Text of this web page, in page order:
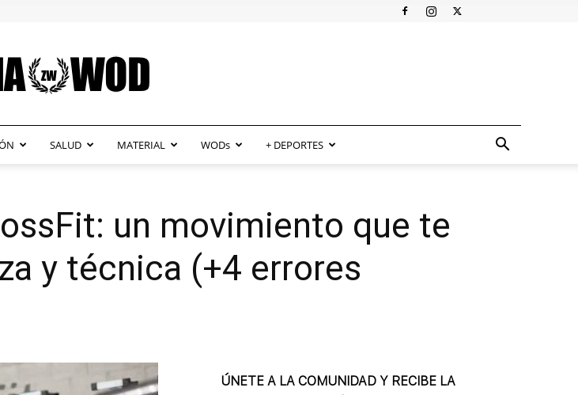
ZonaWOD
SALUD MATERIAL WODs + DEPORTES
un movimiento que te
y técnica (+4 errores
ÚNETE A LA COMUNIDAD Y RECIBE LA